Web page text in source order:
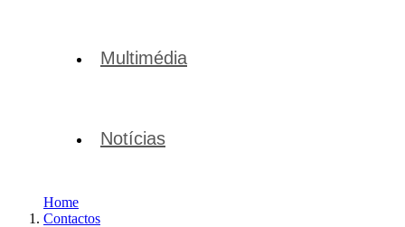
Multimédia
Notícias
Home
Contactos